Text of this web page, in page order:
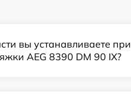
вы устанавливаете при
AEG 8390 DM 90 IX?